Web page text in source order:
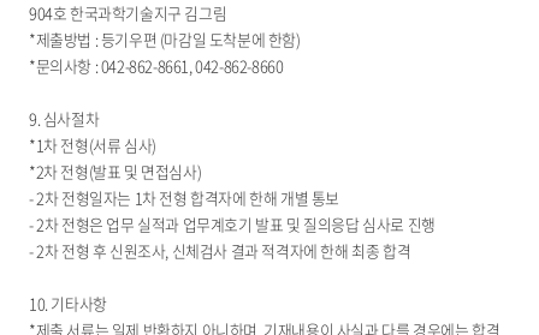
904호 한국과학기술지구 김그림
*제출방법 : 등기우편 (마감일 도착분에 한함)
*문의사항 : 042-862-8661, 042-862-8660
9. 심사절차
*1차 전형(서류 심사)
*2차 전형(발표 및 면접심사)
- 2차 전형일자는 1차 전형 합격자에 한해 개별 통보
- 2차 전형은 업무 실적과 업무계호기 발표 및 질의응답 심사로 진행
- 2차 전형 후 신원조사, 신체검사 결과 적격자에 한해 최종 합격
10. 기타사항
*제출 서류는 일제 반환하지 아니하며, 기재내용이 사실과 다를 경우에는 합격